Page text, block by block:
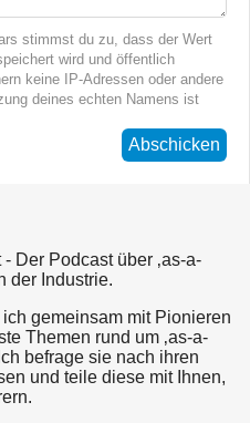
stimmst du zu, dass der Wert
wird und öffentlich
keine IP-Adressen oder andere
deines echten Namens ist
Abschicken
Der Podcast über ‚as-a-
der Industrie.
gemeinsam mit Pionieren
Themen rund um ‚as-a-
befrage sie nach ihren
und teile diese mit Ihnen,